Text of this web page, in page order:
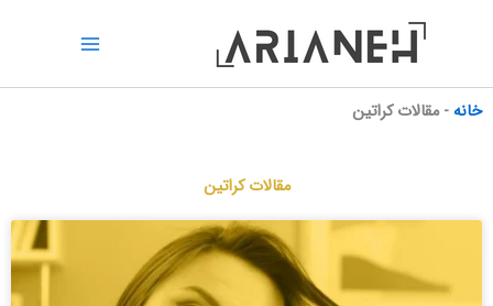
خانه-مقالات کراتین
مقالات کراتین